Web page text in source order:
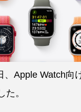
、Apple Watch向
た。